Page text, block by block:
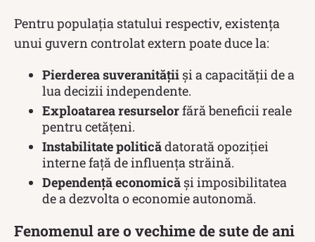
Pentru populația statului respectiv, existența
unui guvern controlat extern poate duce la:
Pierderea suveranității și a capacității de a
lua decizii independente.
Exploatarea resurselorfără beneficii reale
pentru cetățeni.
Instabilitate politicădatorată opoziției
interne față de influența străină.
Dependență economică și imposibilitatea
de a dezvolta o economie autonomă.
Fenomenul are o vechime de sute de ani